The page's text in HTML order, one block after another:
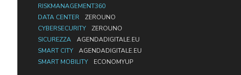
RISKMANAGEMENT360
DATA CENTER
ZEROUNO
CYBERSECURITY
ZEROUNO
SICUREZZA
AGENDADIGITALE.EU
SMART CITY
AGENDADIGITALE.EU
SMART MOBILITY
ECONOMYUP